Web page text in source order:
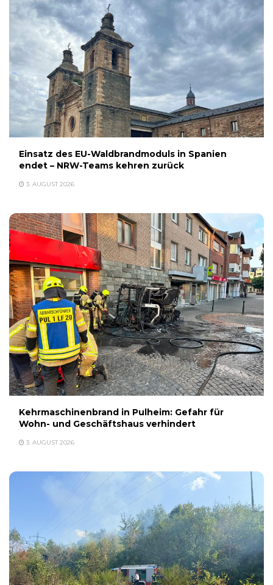
Einsatz des EU-Waldbrandmoduls in Spanien
endet – NRW-Teams kehren zurück
3. AUGUST 2026
Kehrmaschinenbrand in Pulheim: Gefahr für
Wohn- und Geschäftshaus verhindert
3. AUGUST 2026